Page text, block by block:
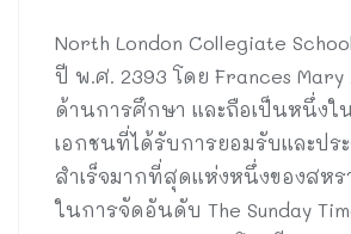
North London Collegiate
ปี พ.ศ. 2393 โดย Frances Mary
ด้านการศึกษา และถือเป็นหนึ่งใน
เอกชนที่ได้รับการยอมรับและปร
สำเร็จมากที่สุดแห่งหนึ่งของสห
ในการจัดอันดับ The Sunday